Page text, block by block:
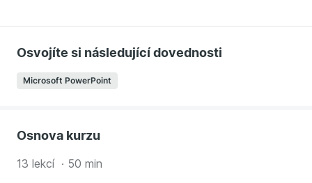
Jak správně používat odrážky
Jak pracovat s tabulkami
Jak formátovat a upravovat obrázky
Osvojíte si následující dovednosti
Microsoft PowerPoint
Osnova kurzu
13 lekcí · 50 min